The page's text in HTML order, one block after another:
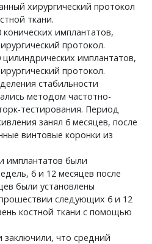
хирургический протокол
ткани.
имплантатов,
протокол.
цилиндрических имплантатов,
протокол.
стабильности
методом частотно-
тестирования. Период
занял 6 месяцев, после
винтовые коронки из
имплантатов были
6 и 12 месяцев после
были установлены
следующих 6 и 12
костной ткани с помощью
заключили, что средний